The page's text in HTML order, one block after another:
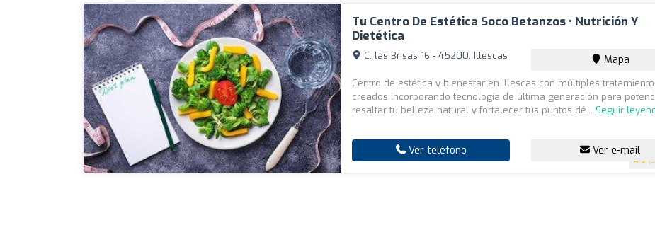
Tu Centro De Estética Soco Betanzos • Nutrición Y
Dietética
5
C. las Brisas 16 - 45200, Illescas Mapa
Centro de estética y bienestar en Illescas con múltiples
creados incorporando tecnología de última generación para
resaltar tu belleza natural y fortalecer tus puntos dé... Seguir
Ver teléfono Ver e-mail